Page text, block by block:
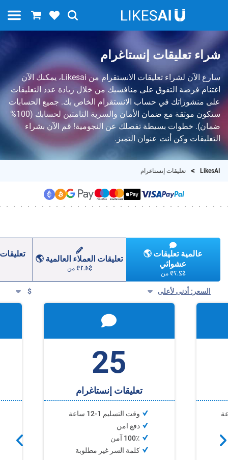
شراء تعليقات إنستاغرام
سارع الآن لشراء تعليقات الانستقرام من Likesai، يمكنك الآن
اغتنام فرصة التفوق على منافسيك من خلال زيادة عدد التعليقات
على منشوراتك في حساب الانستقرام الخاص بك. جميع الحسابات
ستكون موثقة مع ضمان الأمان والسرية التامتين لحسابك (100%
ضمان). خطوات بسيطة تفصلك عن النجومية! قم الآن بشراء
التعليقات وكن أنت عنوان التميز.
LikesAI تعليقات إنستاغرام
🌎 عالمية تعليقات
عشوائي
$2.79
🌎 تعليقات العملاء العالمية
$4.19
السعر: أدنى لأعلى $
25
تعليقات إنستاغرام
وقت التسليم 1-12 ساعة
دفع امن
100٪ آمن
كلمة السر غير مطلوبة